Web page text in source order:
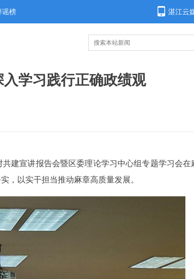
谣榜 湛江云
学习践行正确政绩观
建宣讲报告会暨区委理论学习中心组专题学习会在
，以实干担当推动麻章高质量发展。